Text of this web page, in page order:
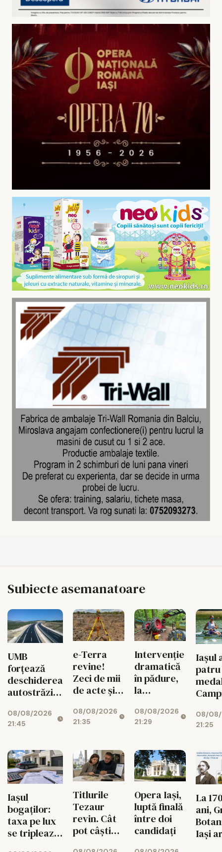
Subiecte asemanatoare
UMB
forțează
deschiderea
autostrăzii
la Bacău
08/08/2026
21:45
e-Terra
revine!
Zeci de mii
de acte și
imobiliare
intră din
circuit
08/08/2026
21:35
Intervenție
dramatică
în pădure,
la
08/08/2026
21:29
Iaşul
patru
08/
21:25
Iașul
bogaților:
taxa pe lux
se triplează
Titlurile
Tezaur
revin. Cât
pot câștiga
Opera Iași,
luptă finală
între doi
candidați
La
ani,
Iași